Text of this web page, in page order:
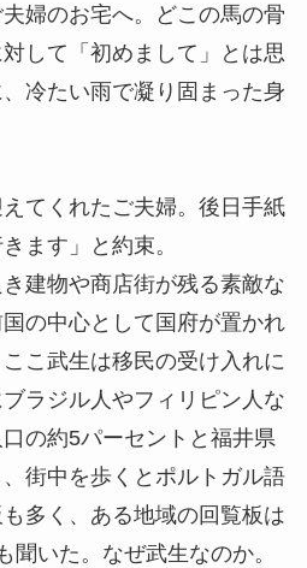
婦のお宅へ。どこの馬の骨
して「初めまして」とは思
冷たい雨で凝り固まった身
てくれたご夫婦。後日手紙
ます」と約束。
建物や商店街が残る素敵な
の中心として国府が置かれ
こ武生は移民の受け入れに
ラジル人やフィリピン人な
の約5パーセントと福井県
街中を歩くとポルトガル語
多く、ある地域の回覧板は
聞いた。なぜ武生なのか。